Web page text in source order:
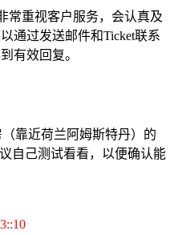
常重视客户服务，会认真及
通过发送邮件和Ticket联系
有效回复。
靠近荷兰阿姆斯特丹）的
自己测试看看，以便确认能